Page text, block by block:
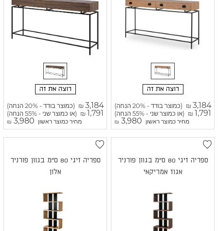
רוצה את זה
₪ 3,184 (כמוצר בודד - 20% הנחה)
₪ 1,791 (או כמוצר שני - 55% הנחה)
מחיר כמוצר ראשון ₪ 3,980
רוצה את זה
₪ 3,184 (כמוצר בודד - 20% הנחה)
₪ 1,791 (או כמוצר שני - 55% הנחה)
מחיר כמוצר ראשון ₪ 3,980
ספריה זיגי 80 ס"מ בגוון פורניר
אגוז אמריקאי
ספריה זיגי 80 ס"מ בגוון פורניר
אלון